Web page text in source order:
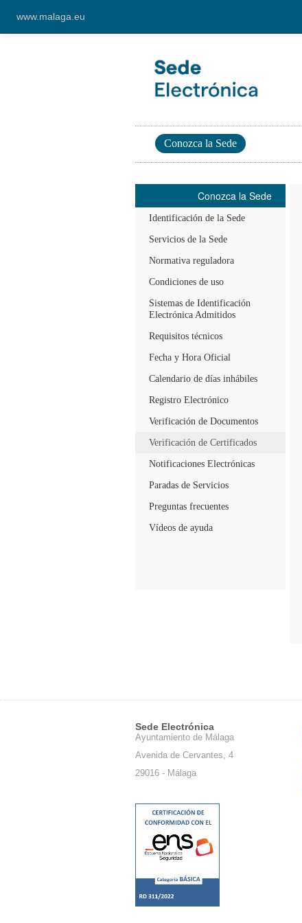
www.malaga.eu
Conozca la Sede
Conozca la Sede
Identificación de la Sede
Servicios de la Sede
Normativa reguladora
Condiciones de uso
Sistemas de Identificación
Electrónica Admitidos
Requisitos técnicos
Fecha y Hora Oficial
Calendario de días inhábiles
Registro Electrónico
Verificación de Documentos
Verificación de Certificados
Notificaciones Electrónicas
Paradas de Servicios
Preguntas frecuentes
Vídeos de ayuda
Sede Electrónica
Ayuntamiento de Málaga
Avenida de Cervantes, 4
29016 - Málaga